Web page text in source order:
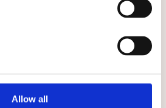
Allow all
i
Bussarong Tidlös i nattsvart färg